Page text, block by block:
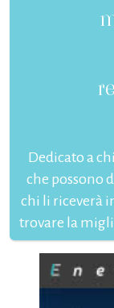
Dedicato a
che possono
chi li riceverà
trovare la